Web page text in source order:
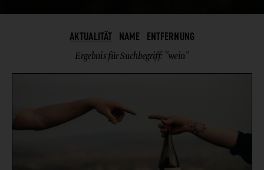
LANDWIRTSCHAFT
WEINBAU
STEIERMARK
WIEN
AKTUALITÄT NAME ENTFERNUNG
Ergebnis für Suchbegriff: "wein"